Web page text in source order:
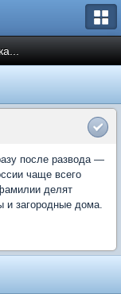
после развода —
чаще всего
делят
и загородные дома.